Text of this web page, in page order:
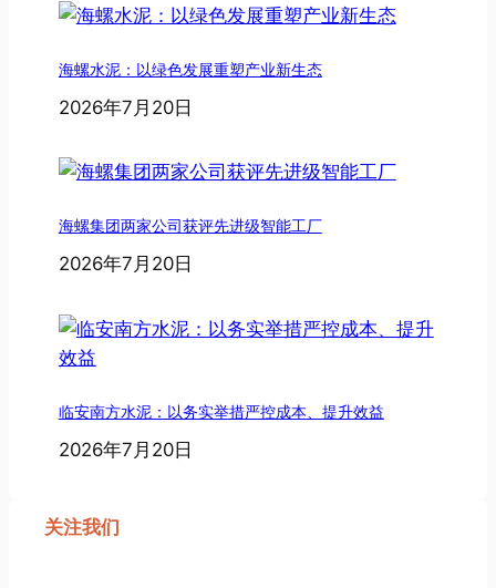
海螺水泥：以绿色发展重塑产业新生态
2026年7月20日
海螺集团两家公司获评先进级智能工厂
2026年7月20日
临安南方水泥：以务实举措严控成本、提升效益
2026年7月20日
关注我们